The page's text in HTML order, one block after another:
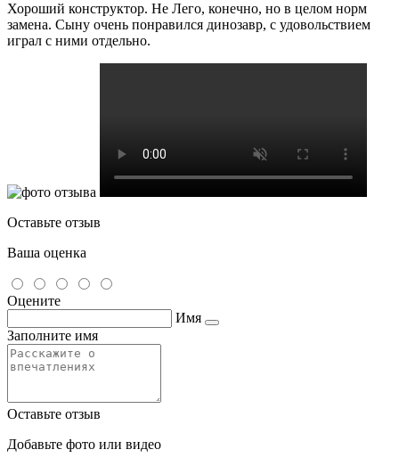
Хороший конструктор. Не Лего, конечно, но в целом норм
замена. Сыну очень понравился динозавр, с удовольствием
играл с ними отдельно.
Оставьте отзыв
Ваша оценка
Оцените
Имя
Заполните имя
Оставьте отзыв
Добавьте фото или видео